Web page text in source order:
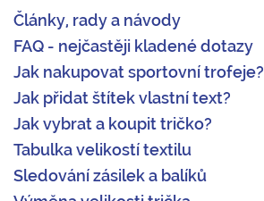
Články, rady a návody
FAQ - nejčastěji kladené dotazy
Jak nakupovat sportovní trofeje?
Jak přidat štítek vlastní text?
Jak vybrat a koupit tričko?
Tabulka velikostí textilu
Sledování zásilek a balíků